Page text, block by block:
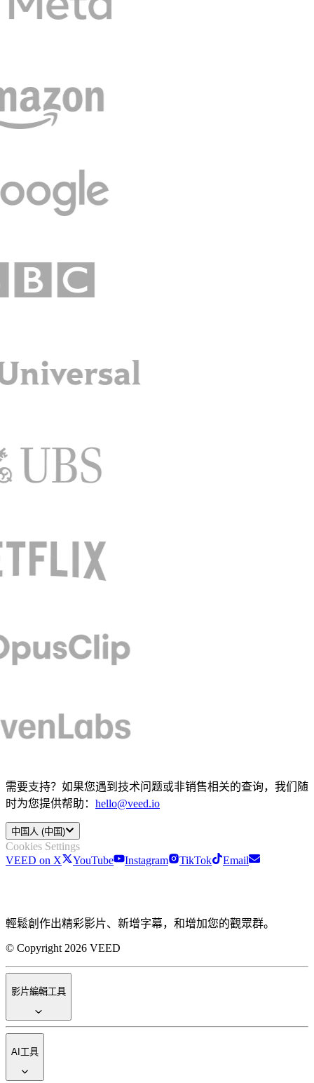
需要支持？如果您遇到技术问题或非销售相关的查询，我们随
时为您提供帮助： hello@veed.io
中国人 (中国)
Cookies Settings
VEED on X
YouTube Instagram TikTok Email
輕鬆創作出精彩影片、新增字幕，和增加您的觀眾群。
© Copyright 2026 VEED
影片編輯工具
AI工具